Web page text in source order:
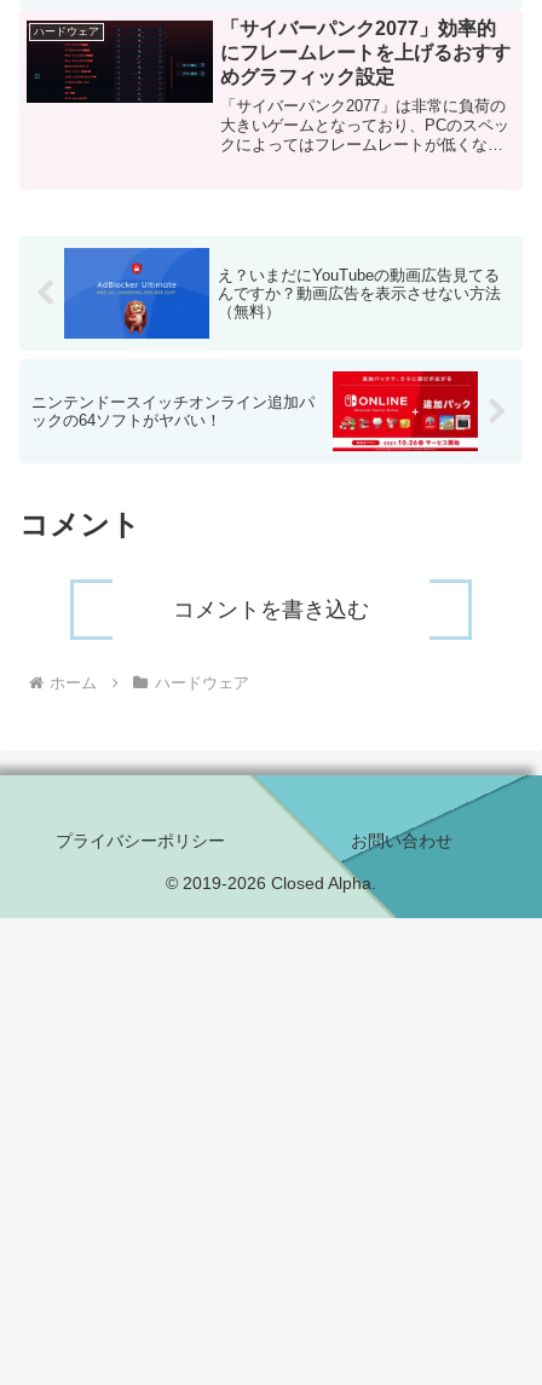
能です。次のように設定してくださいモ
デル品質おすすめ設定：...
ハードウェア
「サイバーパンク2077」効率的
にフレームレートを上げるおすす
めグラフィック設定
「サイバーパンク2077」は非常に負荷の
大きいゲームとなっており、PCのスペッ
クによってはフレームレートが低くなっ
え？いまだにYouTubeの動画広告見てる
んですか？動画広告を表示させない方法
（無料）
ニンテンドースイッチオンライン追加パ
ックの64ソフトがヤバい！
コメント
コメントを書き込む
ホーム ハードウェア
プライバシーポリシー お問い合わせ
© 2019-2026 Closed Alpha.